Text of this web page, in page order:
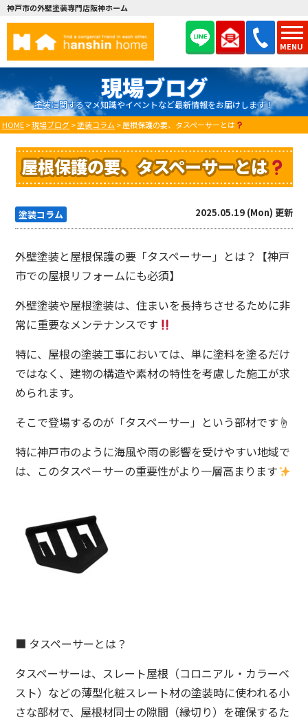
MENU
神戸市の外壁塗装専門店阪神ホーム
現場ブログ
塗装に関するマメ知識やイベントなど最新情報をお届けします！
HOME>現場ブログ>塗装コラム >屋根保護の要、タスペーサーとは
屋根保護の要、タスペーサーとは
塗装コラム 2025.05.19 (Mon) 更新
外壁塗装と屋根保護の要「タスペーサー」とは？【神戸
市での屋根リフォームにも必須】
外壁塗装や屋根塗装は、住まいを長持ちさせるために非
常に重要なメンテナンスです
特に、屋根の塗装工事においては、単に塗料を塗るだけ
ではなく、建物の構造や素材の特性を考慮した施工が求
められます。
そこで登場するのが「タスペーサー」という部材です☝️
特に神戸市のように海風や雨の影響を受けやすい地域で
は、このタスペーサーの重要性がより一層高まります
■ タスペーサーとは？
タスペーサーは、スレート屋根（コロニアル・カラーベ
スト）などの薄型化粧スレート材の塗装時に使われる小
さな部材で、屋根材同士の隙間（縁切り）を確保するた